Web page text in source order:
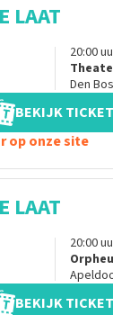
LAAT
20:00
Den
BEKIJK
op onze site
LAAT
20:00
BEKIJK